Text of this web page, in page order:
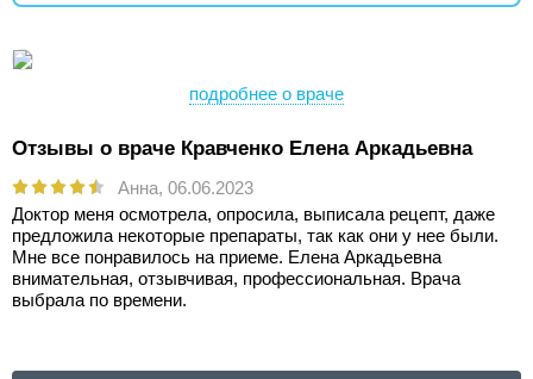
подробнее о враче
Отзывы о враче Кравченко Елена Аркадьевна
Анна, 06.06.2023
Доктор меня осмотрела, опросила, выписала рецепт, даже
предложила некоторые препараты, так как они у нее были.
Мне все понравилось на приеме. Елена Аркадьевна
внимательная, отзывчивая, профессиональная. Врача
выбрала по времени.